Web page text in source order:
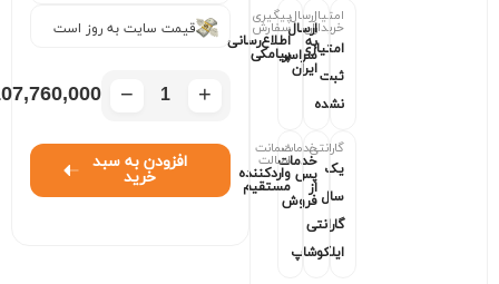
امتیاز
خریداران
امتیازی
ثبت
نشده
ارسال
ارسال
به
سراسر
ایران
پیگیری
سفارش
اطلاع‌رسانی
پیامکی
گارانتی
یک
سال
گارانتی
ایلکوشاپ
خدمات
خدمات
پس
از
فروش
ضمانت
اصالت
واردکننده
مستقیم
قیمت سایت به روز است
+
−
افزودن به سبد
خرید